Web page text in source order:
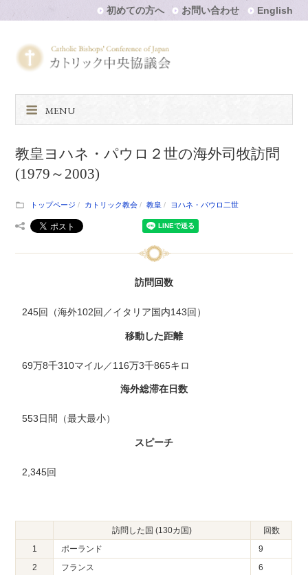
初めての方へ お問い合わせ English
MENU
教皇ヨハネ・パウロ２世の海外司牧訪問
(1979～2003)
トップページ カトリック教会 教皇 ヨハネ・パウロ二世
訪問回数
245回（海外102回／イタリア国内143回）
移動した距離
69万8千310マイル／116万3千865キロ
海外総滞在日数
553日間（最大最小）
スピーチ
2,345回
訪問した国 (130カ国)
回数
1
ポーランド
9
2
フランス
6